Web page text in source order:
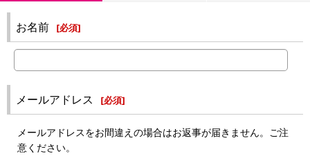
お名前 [必須]
メールアドレス [必須]
メールアドレスをお間違えの場合はお返事が届きません。ご注
意ください。